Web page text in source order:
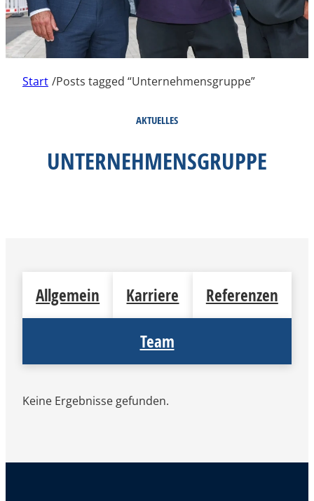
Start /Posts tagged “Unternehmensgruppe”
AKTUELLES
UNTERNEHMENSGRUPPE
Allgemein Karriere Referenzen
Team
Keine Ergebnisse gefunden.